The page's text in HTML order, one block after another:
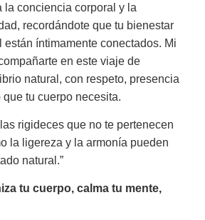
la conciencia corporal y la
recordándote que tu bienestar
están íntimamente conectados. Mi
en este viaje de
natural, con respeto, presencia
tu cuerpo necesita.
rigideces que no te pertenecen
la ligereza y la armonía pueden
natural.”
tu cuerpo, calma tu mente,